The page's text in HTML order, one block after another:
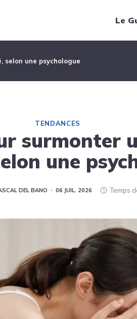
Le
selon une psychologue
TENDANCES
surmonter
une
DEL BANO 06 JUIL. 2026 Temps